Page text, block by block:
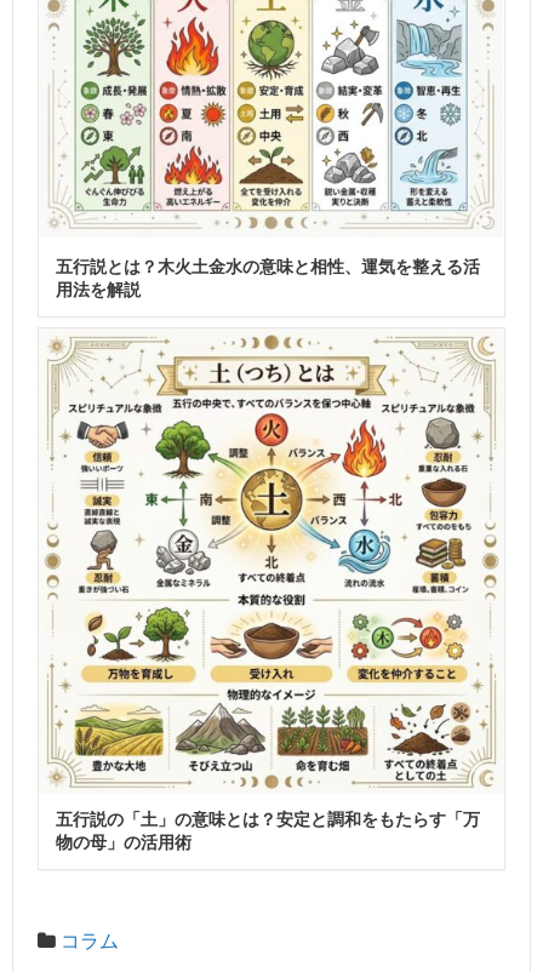
五行説とは？木火土金水の意味と相性、運気を整える活
用法を解説
五行説の「土」の意味とは？安定と調和をもたらす「万
物の母」の活用術
コラム